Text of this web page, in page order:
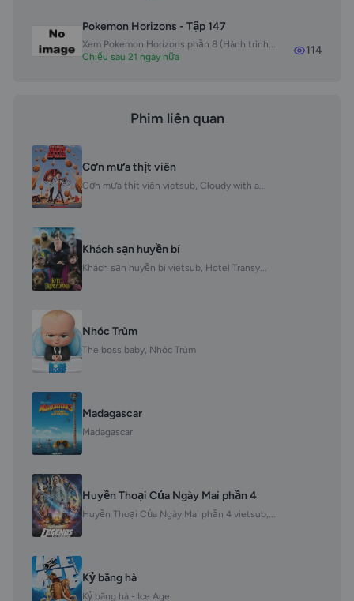
Pokemon Horizons - Tập 147
Xem Pokemon Horizons phần 8 (Hành trình...
Chiếu sau 21 ngày nữa
114
Phim liên quan
Cơn mưa thịt viên
Cơn mưa thịt viên vietsub, Cloudy with a...
Khách sạn huyền bí
Khách sạn huyền bí vietsub, Hotel Transy...
Nhóc Trùm
The boss baby, Nhóc Trùm
Madagascar
Madagascar
Huyền Thoại Của Ngày Mai phần 4
Huyền Thoại Của Ngày Mai phần 4 vietsub,...
Kỷ băng hà
Kỷ băng hà - Ice Age